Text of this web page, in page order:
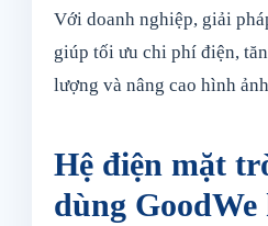
Với doanh nghiệp, giải
giúp tối ưu chi phí điện,
lượng và nâng cao hình
Hệ điện mặt
dùng